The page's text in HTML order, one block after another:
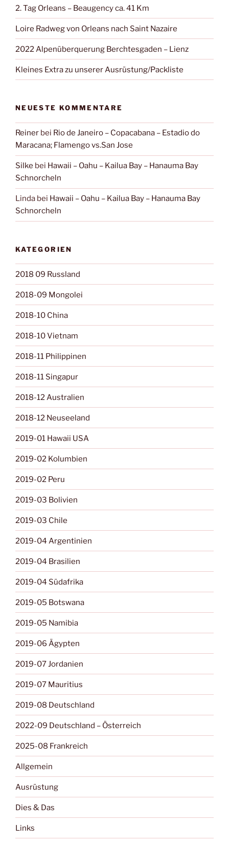
2. Tag Orleans – Beaugency ca. 41 Km
Loire Radweg von Orleans nach Saint Nazaire
2022 Alpenüberquerung Berchtesgaden – Lienz
Kleines Extra zu unserer Ausrüstung/Packliste
NEUESTE KOMMENTARE
Reiner bei Rio de Janeiro – Copacabana – Estadio do
Maracana; Flamengo vs.San Jose
Silke bei Hawaii – Oahu – Kailua Bay – Hanauma Bay
Schnorcheln
Linda bei Hawaii – Oahu – Kailua Bay – Hanauma Bay
Schnorcheln
KATEGORIEN
2018 09 Russland
2018-09 Mongolei
2018-10 China
2018-10 Vietnam
2018-11 Philippinen
2018-11 Singapur
2018-12 Australien
2018-12 Neuseeland
2019-01 Hawaii USA
2019-02 Kolumbien
2019-02 Peru
2019-03 Bolivien
2019-03 Chile
2019-04 Argentinien
2019-04 Brasilien
2019-04 Südafrika
2019-05 Botswana
2019-05 Namibia
2019-06 Ägypten
2019-07 Jordanien
2019-07 Mauritius
2019-08 Deutschland
2022-09 Deutschland – Österreich
2025-08 Frankreich
Allgemein
Ausrüstung
Dies & Das
Links